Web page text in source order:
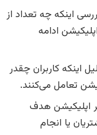
اینکه چه تعداد از
ادامه
اینکه کاربران چقدر
تعامل می‌کنند.
اپلیکیشن هدف
یا انجام